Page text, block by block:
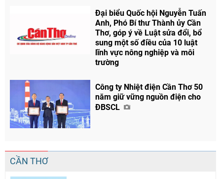
Đại biểu Quốc hội Nguyễn Tuấn
Anh, Phó Bí thư Thành ủy Cần
Thơ, góp ý về Luật sửa đổi, bổ
sung một số điều của 10 luật
lĩnh vực nông nghiệp và môi
trường
Công ty Nhiệt điện Cần Thơ 50
năm giữ vững nguồn điện cho
ĐBSCL
CẦN THƠ